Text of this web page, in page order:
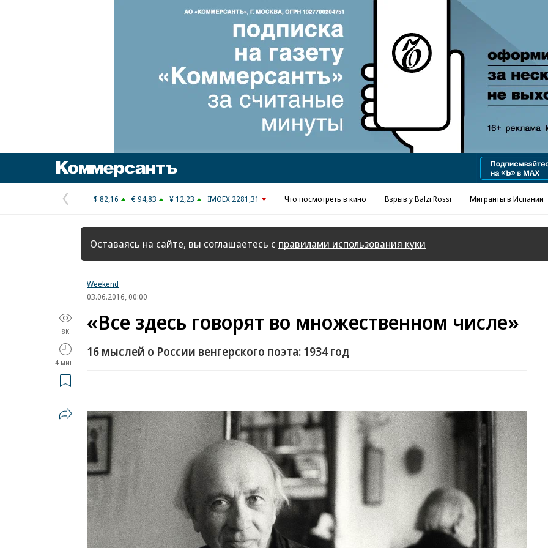
Реклама в «Ъ» www.kommersant.ru/ad
Предыдущая
страница
$ 82,16 € 94,83 ¥ 12,23 IMOEX 2281,31 Что посмотреть в кино Взрыв у Balzi Rossi Мигранты в Испании
Оставаясь на сайте, вы соглашаетесь с правилами использования куки
Weekend
03.06.2016, 00:00
8K
4 мин.
«Все здесь говорят во множественном числе»
16 мыслей о России венгерского поэта: 1934 год